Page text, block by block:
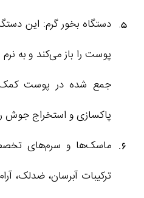
دستگاه بخور گرم: این
پوست را باز می‌کند و به
جمع شده در پوست کمک
پاکسازی و استخراج جوش
ماسک‌ها و سرم‌های
ترکیبات آبرسان، ضدلک،